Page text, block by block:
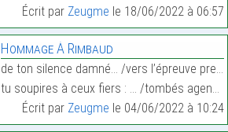
Écrit par Zeugme le 18/06/2022 à 06:57
Hommage À Rimbaud
de ton silence damné… /vers l’épreuve première
tu soupires à ceux fiers : … /tombés agenouillés…
Écrit par Zeugme le 04/06/2022 à 10:24